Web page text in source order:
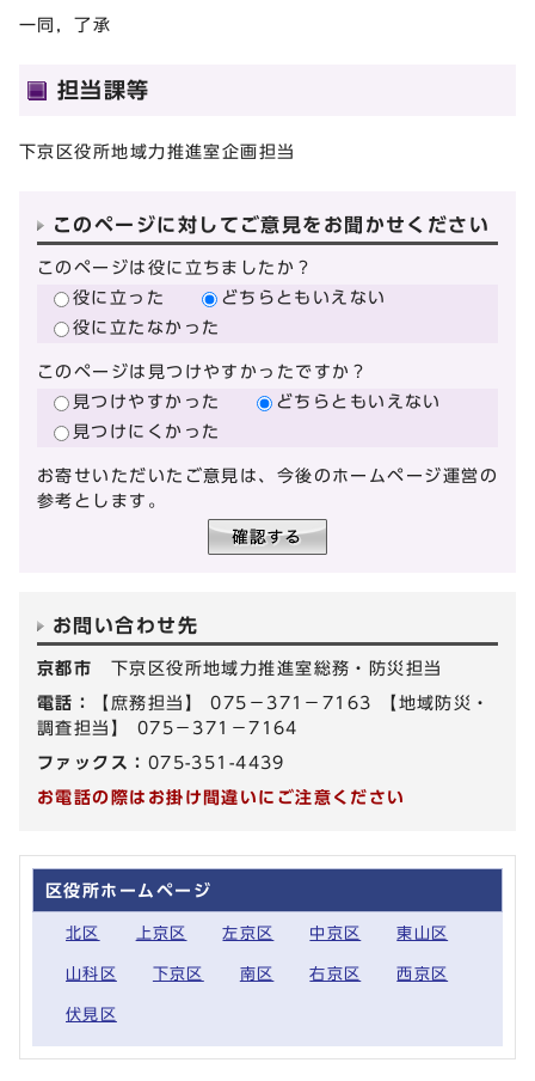
一同，了承
担当課等
下京区役所地域力推進室企画担当
このページに対してご意見をお聞かせください
このページは役に立ちましたか？
役に立った
どちらともいえない
役に立たなかった
このページは見つけやすかったですか？
見つけやすかった
どちらともいえない
見つけにくかった
お寄せいただいたご意見は、今後のホームページ運営の
参考とします。
お問い合わせ先
京都市 下京区役所地域力推進室総務・防災担当
電話：
【庶務担当】 075－371－7163 【地域防災・
調査担当】 075－371－7164
ファックス： 075-351-4439
お電話の際はお掛け間違いにご注意ください
区役所ホームページ
北区 上京区 左京区 中京区 東山区
山科区 下京区 南区 右京区 西京区
伏見区